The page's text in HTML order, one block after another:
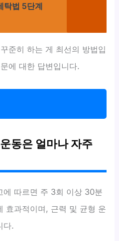
탁법 5단계
준히 하는 게 최선의 방법입
에 대한 답변입니다.
동은 얼마나 자주
에 따르면 주 3회 이상 30분
효과적이며, 근력 및 균형 운
다.